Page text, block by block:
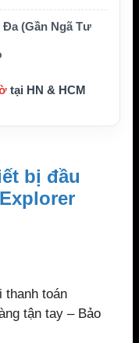
trường
dụng
(Gần Ngã Tư
tại HN & HCM
bị đầu
toán
tận tay – Bảo